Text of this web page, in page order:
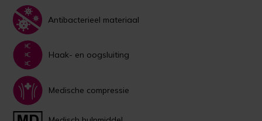
Antibacterieel materiaal
Haak- en oogsluiting
Medische compressie